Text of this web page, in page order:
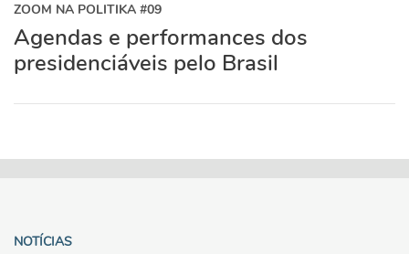
ZOOM NA POLITIKA #09
Agendas e performances dos
presidenciáveis pelo Brasil
NOTÍCIAS